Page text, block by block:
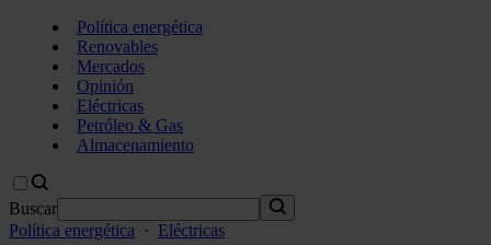
Política energética
Renovables
Mercados
Opinión
Eléctricas
Petróleo & Gas
Almacenamiento
Buscar
Política energética
· Eléctricas